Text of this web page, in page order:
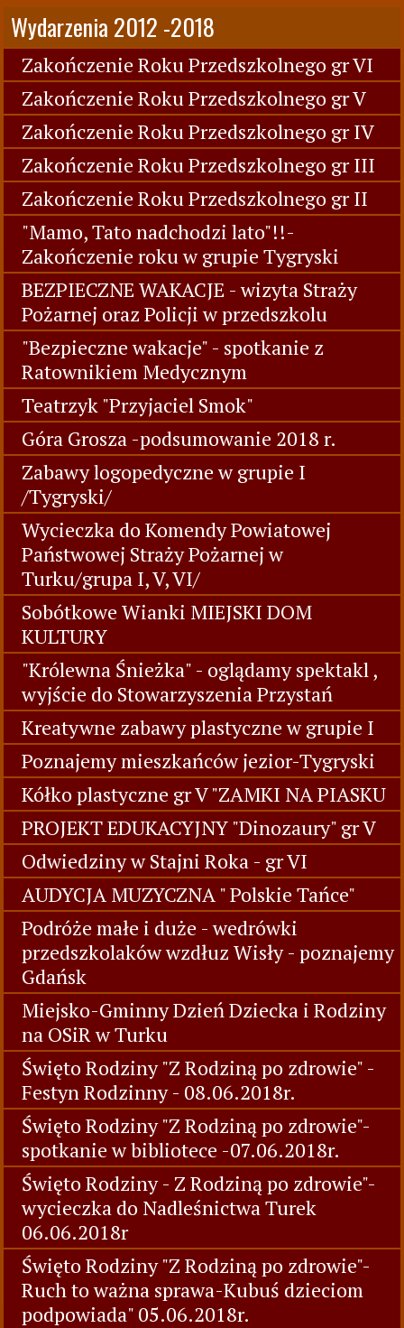
Wydarzenia 2012 -2018
Zakończenie Roku Przedszkolnego gr VI
Zakończenie Roku Przedszkolnego gr V
Zakończenie Roku Przedszkolnego gr IV
Zakończenie Roku Przedszkolnego gr III
Zakończenie Roku Przedszkolnego gr II
"Mamo, Tato nadchodzi lato"!!-
Zakończenie roku w grupie Tygryski
BEZPIECZNE WAKACJE - wizyta Straży
Pożarnej oraz Policji w przedszkolu
"Bezpieczne wakacje" - spotkanie z
Ratownikiem Medycznym
Teatrzyk "Przyjaciel Smok"
Góra Grosza -podsumowanie 2018 r.
Zabawy logopedyczne w grupie I
/Tygryski/
Wycieczka do Komendy Powiatowej
Państwowej Straży Pożarnej w
Turku/grupa I, V, VI/
Sobótkowe Wianki MIEJSKI DOM
KULTURY
"Królewna Śnieżka" - oglądamy spektakl ,
wyjście do Stowarzyszenia Przystań
Kreatywne zabawy plastyczne w grupie I
Poznajemy mieszkańców jezior-Tygryski
Kółko plastyczne gr V "ZAMKI NA PIASKU
PROJEKT EDUKACYJNY "Dinozaury" gr V
Odwiedziny w Stajni Roka - gr VI
AUDYCJA MUZYCZNA " Polskie Tańce"
Podróże małe i duże - wedrówki
przedszkolaków wzdłuz Wisły - poznajemy
Gdańsk
Miejsko-Gminny Dzień Dziecka i Rodziny
na OSiR w Turku
Święto Rodziny "Z Rodziną po zdrowie" -
Festyn Rodzinny - 08.06.2018r.
Święto Rodziny "Z Rodziną po zdrowie"-
spotkanie w bibliotece -07.06.2018r.
Święto Rodziny - Z Rodziną po zdrowie"-
wycieczka do Nadleśnictwa Turek
06.06.2018r
Święto Rodziny "Z Rodziną po zdrowie"-
Ruch to ważna sprawa-Kubuś dzieciom
podpowiada" 05.06.2018r.